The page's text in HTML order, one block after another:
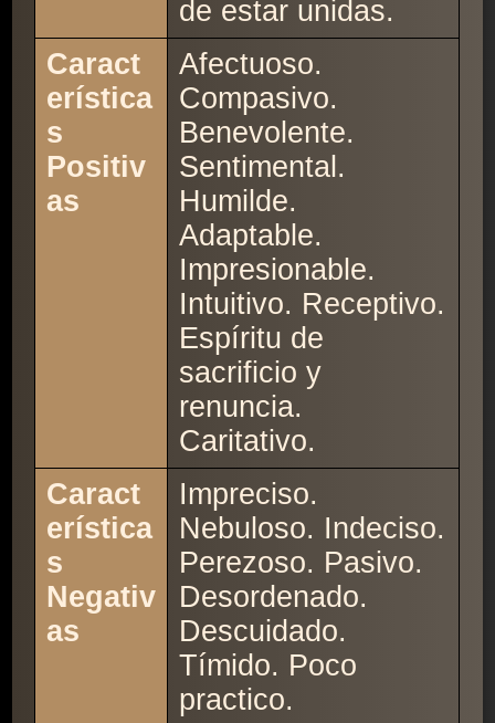
de estar unidas.
Caract
erística
s
Positiv
as
Afectuoso.
Compasivo.
Benevolente.
Sentimental.
Humilde.
Adaptable.
Impresionable.
Intuitivo. Receptivo.
Espíritu de
sacrificio y
renuncia.
Caritativo.
Caract
erística
s
Negativ
as
Impreciso.
Nebuloso. Indeciso.
Perezoso. Pasivo.
Desordenado.
Descuidado.
Tímido. Poco
practico.